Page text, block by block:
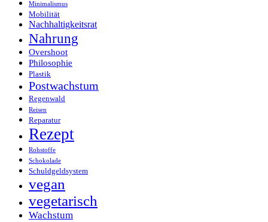
Minimalismus
Mobilität
Nachhaltigkeitsrat
Nahrung
Overshoot
Philosophie
Plastik
Postwachstum
Regenwald
Reisen
Reparatur
Rezept
Rohstoffe
Schokolade
Schuldgeldsystem
vegan
vegetarisch
Wachstum